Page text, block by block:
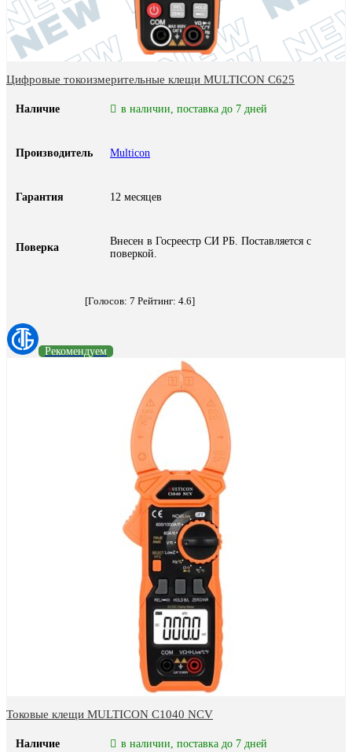
Цифровые токоизмерительные клещи MULTICON С625
Наличие в наличии, поставка до 7 дней
Производитель Multicon
Гарантия 12 месяцев
Поверка
Внесен в Госреестр СИ РБ. Поставляется с
поверкой.
[Голосов: 7 Рейтинг: 4.6]
Рекомендуем
Токовые клещи MULTICON C1040 NCV
Наличие в наличии, поставка до 7 дней